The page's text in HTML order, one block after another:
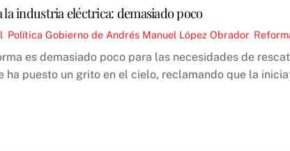
la industria eléctrica: demasiado poco
Política Gobierno de Andrés Manuel López Obrador,
es demasiado poco para las necesidades de
ha puesto un grito en el cielo, reclamando que la